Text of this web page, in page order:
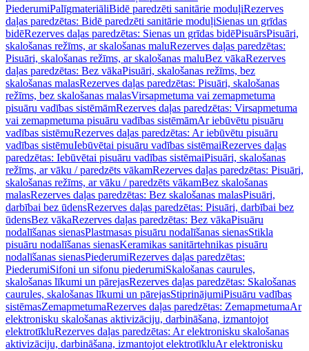
PiederumiPalīgmateriāliBidē paredzēti sanitārie moduļiRezerves
daļas paredzētas: Bidē paredzēti sanitārie moduļiSienas un grīdas
bidēRezerves daļas paredzētas: Sienas un grīdas bidēPisuārsPisuāri,
skalošanas režīms, ar skalošanas maluRezerves daļas paredzētas:
Pisuāri, skalošanas režīms, ar skalošanas maluBez vākaRezerves
daļas paredzētas: Bez vākaPisuāri, skalošanas režīms, bez
skalošanas malasRezerves daļas paredzētas: Pisuāri, skalošanas
režīms, bez skalošanas malasVirsapmetuma vai zemapmetuma
pisuāru vadības sistēmāmRezerves daļas paredzētas: Virsapmetuma
vai zemapmetuma pisuāru vadības sistēmāmAr iebūvētu pisuāru
vadības sistēmuRezerves daļas paredzētas: Ar iebūvētu pisuāru
vadības sistēmuIebūvētai pisuāru vadības sistēmaiRezerves daļas
paredzētas: Iebūvētai pisuāru vadības sistēmaiPisuāri, skalošanas
režīms, ar vāku / paredzēts vākamRezerves daļas paredzētas: Pisuāri,
skalošanas režīms, ar vāku / paredzēts vākamBez skalošanas
malasRezerves daļas paredzētas: Bez skalošanas malasPisuāri,
darbībai bez ūdensRezerves daļas paredzētas: Pisuāri, darbībai bez
ūdensBez vākaRezerves daļas paredzētas: Bez vākaPisuāru
nodalīšanas sienasPlastmasas pisuāru nodalīšanas sienasStikla
pisuāru nodalīšanas sienasKeramikas sanitārtehnikas pisuāru
nodalīšanas sienasPiederumiRezerves daļas paredzētas:
PiederumiSifoni un sifonu piederumiSkalošanas caurules,
skalošanas līkumi un pārejasRezerves daļas paredzētas: Skalošanas
caurules, skalošanas līkumi un pārejasStiprinājumiPisuāru vadības
sistēmasZemapmetumaRezerves daļas paredzētas: ZemapmetumaAr
elektronisku skalošanas aktivizāciju, darbināšana, izmantojot
elektrotīkluRezerves daļas paredzētas: Ar elektronisku skalošanas
aktivizāciju, darbināšana, izmantojot elektrotīkluAr elektronisku